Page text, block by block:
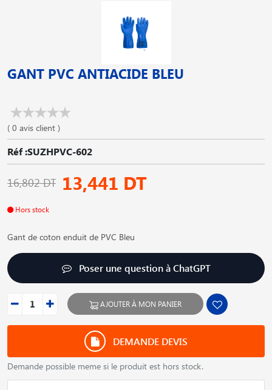
GANT PVC ANTIACIDE BLEU
( 0 avis client )
Réf :SUZHPVC-602
16,802 DT 13,441 DT
Hors stock
Gant de coton enduit de PVC Bleu
Poser une question à ChatGPT
AJOUTER À MON PANIER
DEMANDE DEVIS
Demande possible meme si le produit est hors stock.